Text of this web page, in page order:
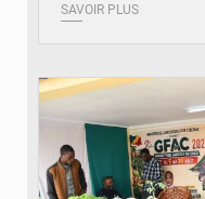
SAVOIR PLUS